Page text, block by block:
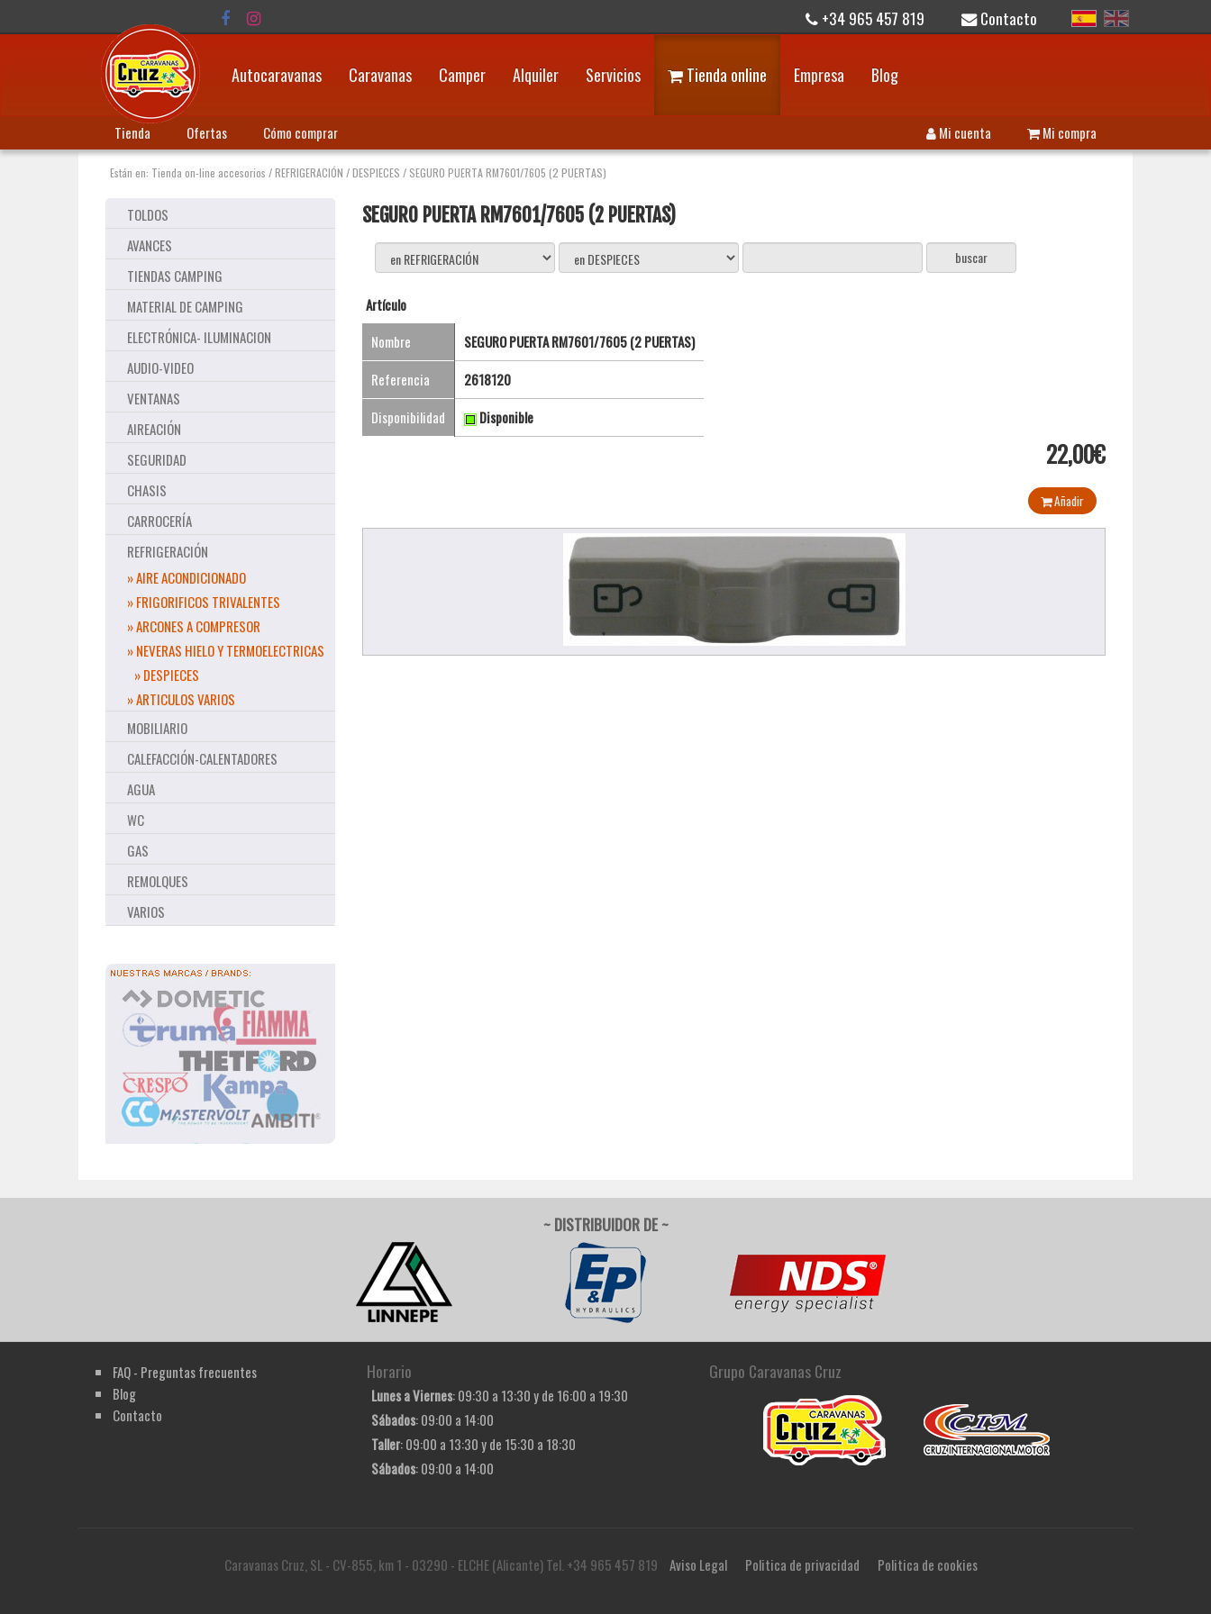
+34 965 457 819 Contacto
Autocaravanas Caravanas Camper Alquiler Servicios Tienda online Empresa Blog
Tienda Ofertas Cómo comprar Mi compra
Mi cuenta
Están en: Tienda on-line accesorios /REFRIGERACIÓN /DESPIECES / SEGURO PUERTA RM7601/7605 (2 PUERTAS)
TOLDOS
AVANCES
TIENDAS CAMPING
MATERIAL DE CAMPING
ELECTRÓNICA- ILUMINACION
AUDIO-VIDEO
VENTANAS
AIREACIÓN
SEGURIDAD
CHASIS
CARROCERÍA
REFRIGERACIÓN
» AIRE ACONDICIONADO
» FRIGORIFICOS TRIVALENTES
» ARCONES A COMPRESOR
» NEVERAS HIELO Y TERMOELECTRICAS
» DESPIECES
» ARTICULOS VARIOS
MOBILIARIO
CALEFACCIÓN-CALENTADORES
AGUA
WC
GAS
REMOLQUES
VARIOS
SEGURO PUERTA RM7601/7605 (2 PUERTAS)
Artículo
Nombre
SEGURO PUERTA RM7601/7605 (2 PUERTAS)
Referencia
2618120
Disponibilidad
Disponible
22,00€
Añadir
~ DISTRIBUIDOR DE ~
FAQ - Preguntas frecuentes
Blog
Contacto
Horario
Lunes a Viernes: 09:30 a 13:30 y de 16:00 a 19:30
Sábados: 09:00 a 14:00
Taller: 09:00 a 13:30 y de 15:30 a 18:30
Sábados: 09:00 a 14:00
Grupo Caravanas Cruz
Caravanas Cruz, SL - CV-855, km 1 - 03290 - ELCHE (Alicante) Tel. +34 965 457 819 Aviso Legal Politica de privacidad Politica de cookies